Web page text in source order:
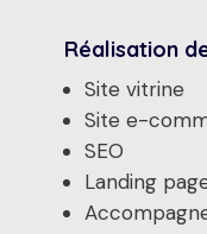
Réalisation
Site vitrine
Site e-
SEO
Landing